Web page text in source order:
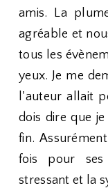
amis. La
agréable et
tous les
yeux. Je me
l'auteur allait
dois dire que
fin.
fois pour ses
stressant et la